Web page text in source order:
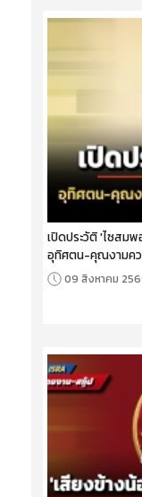
เปิดประวัติ 'ไซสม
อุทิศตน-คุณงามคว
09 สิงหาคม